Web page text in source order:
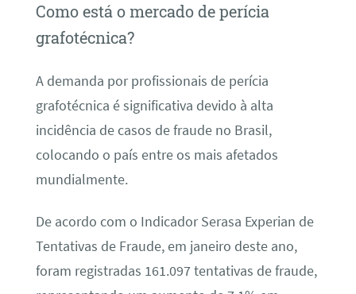
Como está o mercado de perícia
grafotécnica?
A demanda por profissionais de perícia
grafotécnica é significativa devido à alta
incidência de casos de fraude no Brasil,
colocando o país entre os mais afetados
mundialmente.
De acordo com o Indicador Serasa Experian de
Tentativas de Fraude, em janeiro deste ano,
foram registradas 161.097 tentativas de fraude,